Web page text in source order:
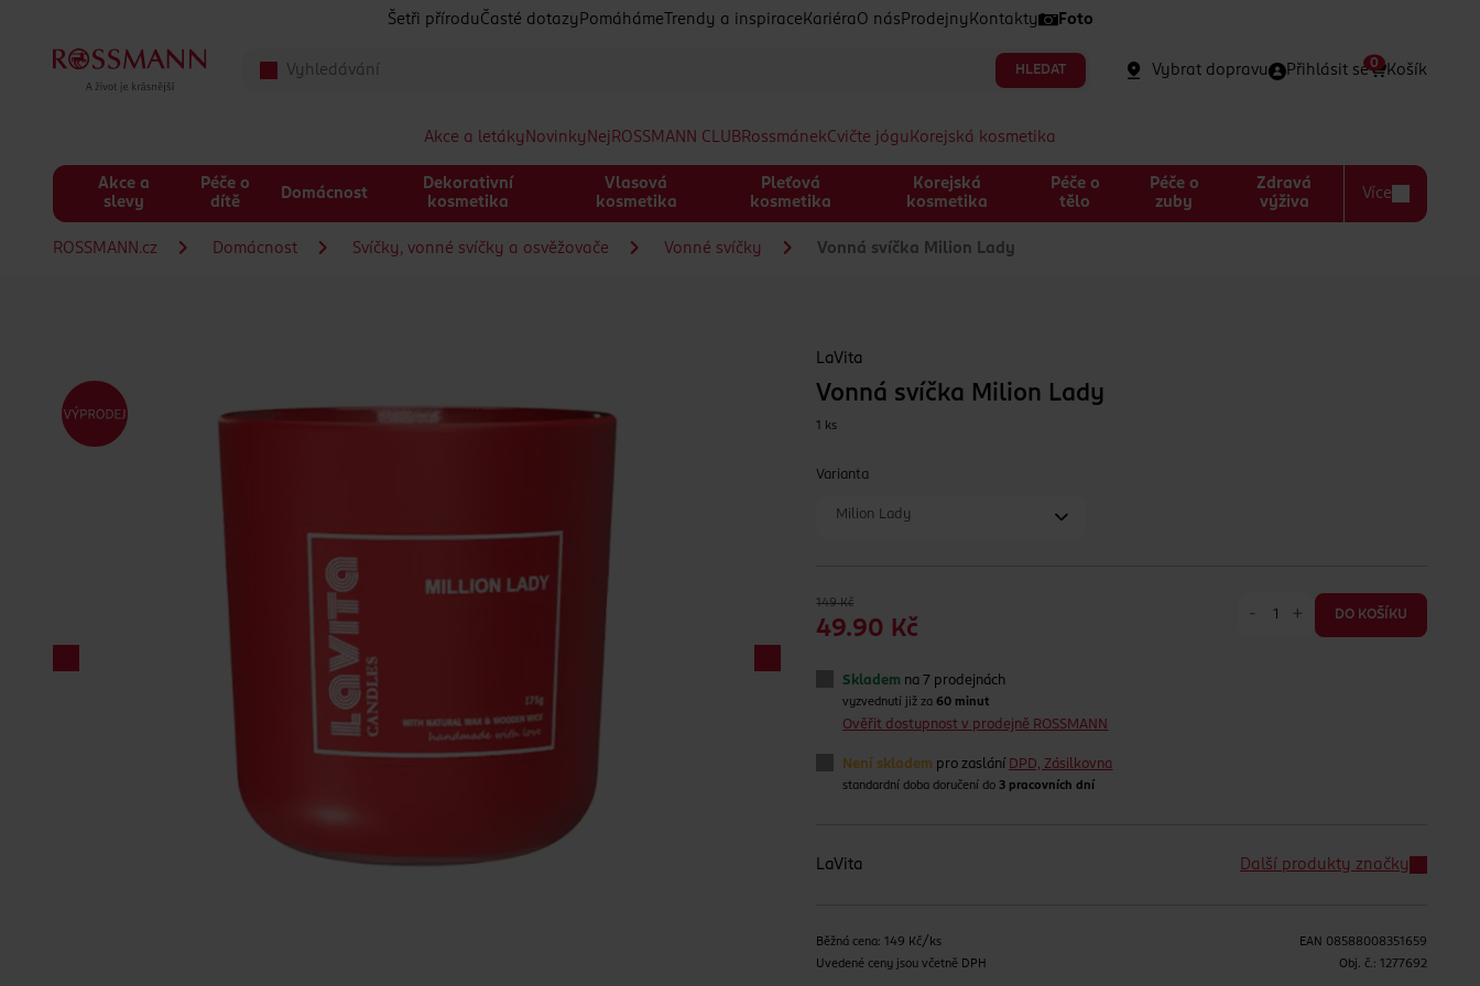
Šetři přírodu Časté dotazy Pomáháme Trendy a inspirace Kariéra O nás Prodejny Kontakty Foto
HLEDAT Vybrat dopravu Přihlásit se Košík
0
Akce a letáky Novinky Nej ROSSMANN CLUBRossmánekCvičte jógu Korejská kosmetika
Akce a
slevy
Péče o
dítě
Domácnost
Dekorativní
kosmetika
Vlasová
kosmetika
Pleťová
kosmetika
Korejská
kosmetika
Péče o
tělo
Péče o
zuby
Zdravá
výživa
Více
ROSSMANN.cz Domácnost Svíčky, vonné svíčky a osvěžovače Vonné svíčky Vonná svíčka Milion Lady
LaVita
Vonná svíčka Milion Lady
1 ks
Varianta
Milion Lady
149 Kč
49.90 Kč
- + DO KOŠÍKU
Skladem na 7 prodejnách
vyzvednutí již za60 minut
Ověřit dostupnost v prodejně ROSSMANN
Není skladem pro zaslání DPD, Zásilkovna
standardní doba doručení do 3 pracovních dní
LaVita Další produkty značky
Běžná cena: 149 Kč/ks
Uvedené ceny jsou včetně DPH
EAN 08588008351659
Obj. č.: 1277692